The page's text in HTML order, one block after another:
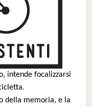
intende focalizzarsi
della memoria, e la